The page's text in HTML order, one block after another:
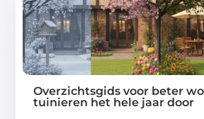
Overzichtsgids voor beter
tuinieren het hele jaar door